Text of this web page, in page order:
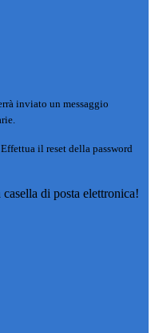
inviato un messaggio
il reset della password
di posta elettronica!